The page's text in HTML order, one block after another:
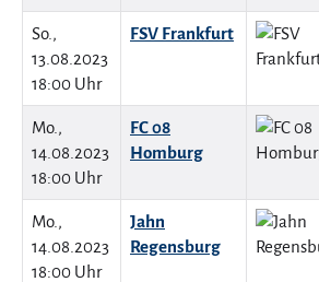
So.,
13.08.2023
18:00 Uhr
FSV Frankfurt
Mo.,
14.08.2023
18:00 Uhr
FC 08
Homburg
Mo.,
14.08.2023
18:00 Uhr
Jahn
Regensburg